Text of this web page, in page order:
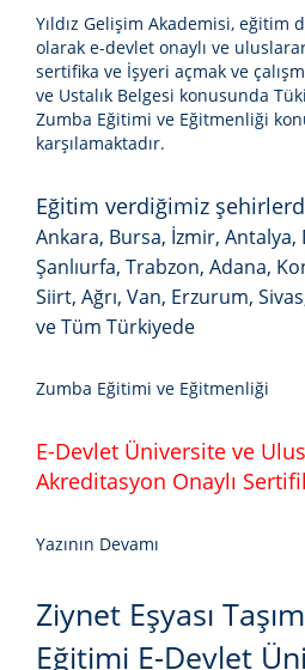
Yıldız Gelişim Akademisi, eğitim
olarak e-devlet onaylı ve
sertifika ve İşyeri açmak ve
ve Ustalık Belgesi konusunda
Zumba Eğitimi ve Eğitmenliği
karşılamaktadır.
Eğitim verdiğimiz
Ankara, Bursa, İzmir, Antalya,
Şanlıurfa, Trabzon, Adana,
Siirt, Ağrı, Van, Erzurum,
ve Tüm Türkiyede
Zumba Eğitimi ve Eğitmenliği
E-Devlet Üniversite ve
Akreditasyon Onaylı
Yazının Devamı
Ziynet Eşyası
Eğitimi E-Devlet